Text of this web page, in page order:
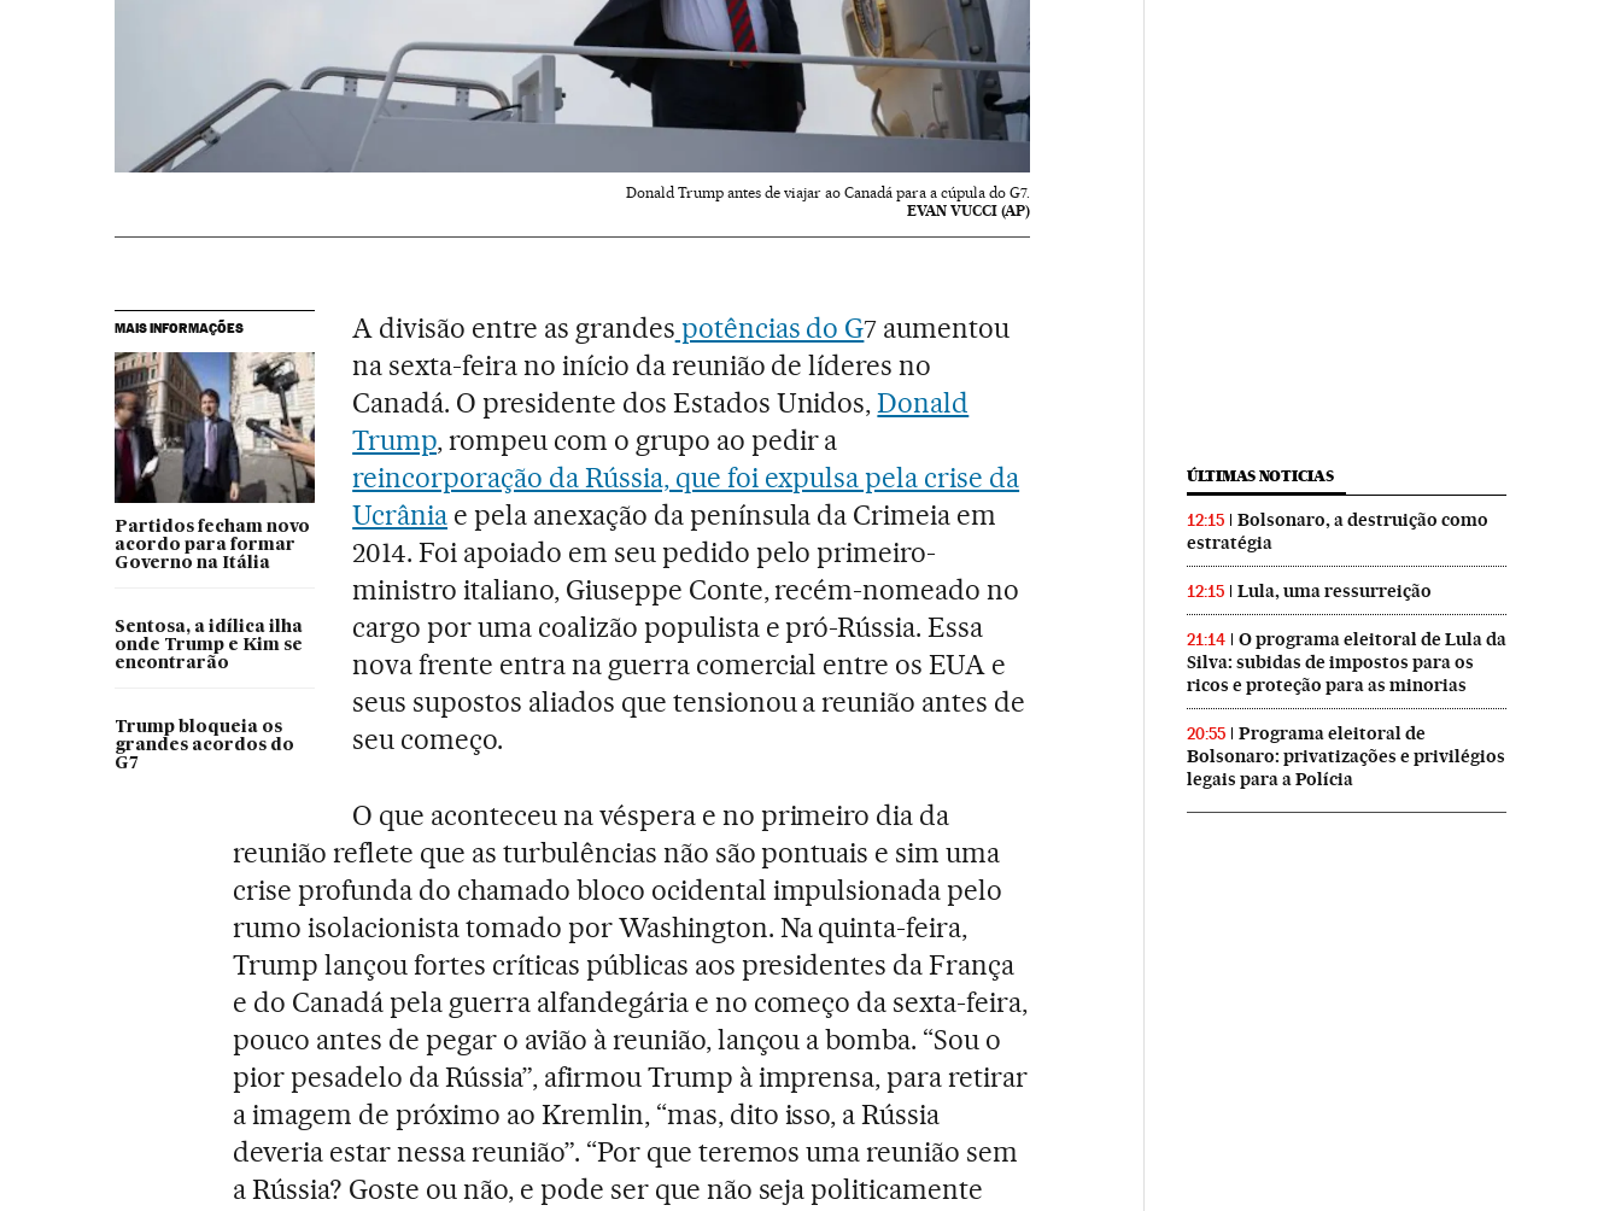
Donald Trump antes de viajar ao Canadá para a cúpula do G7.
EVAN VUCCI (AP)
MAIS INFORMAÇÕES
Partidos fecham novo
acordo para formar
Governo na Itália
Sentosa, a idílica ilha
onde Trump e Kim se
encontrarão
Trump bloqueia os
grandes acordos do
G7
A divisão entre as grandes potências do G7 aumentou
na sexta-feira no início da reunião de líderes no
Canadá. O presidente dos Estados Unidos,Donald
Trump, rompeu com o grupo ao pedir a
reincorporação da Rússia, que foi expulsa pela crise da
Ucrânia e pela anexação da península da Crimeia em
2014. Foi apoiado em seu pedido pelo primeiro-
ministro italiano, Giuseppe Conte, recém-nomeado no
cargo por uma coalizão populista e pró-Rússia. Essa
nova frente entra na guerra comercial entre os EUA e
seus supostos aliados que tensionou a reunião antes de
seu começo.
O que aconteceu na véspera e no primeiro dia da
reunião reflete que as turbulências não são pontuais e sim uma
crise profunda do chamado bloco ocidental impulsionada pelo
rumo isolacionista tomado por Washington. Na quinta-feira,
Trump lançou fortes críticas públicas aos presidentes da França
e do Canadá pela guerra alfandegária e no começo da sexta-feira,
pouco antes de pegar o avião à reunião, lançou a bomba. “Sou o
pior pesadelo da Rússia”, afirmou Trump à imprensa, para retirar
a imagem de próximo ao Kremlin, “mas, dito isso, a Rússia
deveria estar nessa reunião”. “Por que teremos uma reunião sem
a Rússia? Goste ou não, e pode ser que não seja politicamente
ÚLTIMAS NOTICIAS
12:15
Bolsonaro, a destruição como
estratégia
12:15 Lula, uma ressurreição
21:14
O programa eleitoral de Lula da
Silva: subidas de impostos para os
ricos e proteção para as minorias
20:55
Programa eleitoral de
Bolsonaro: privatizações e privilégios
legais para a Polícia